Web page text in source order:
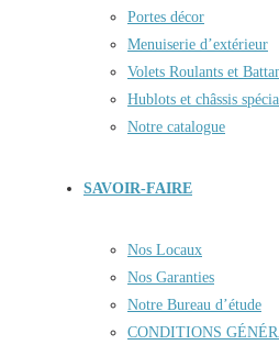
Portes décor
Menuiserie d’extérieur
Volets Roulants et
Hublots et châssis
Notre catalogue
SAVOIR-FAIRE
Nos Locaux
Nos Garanties
Notre Bureau d’étude
CONDITIONS